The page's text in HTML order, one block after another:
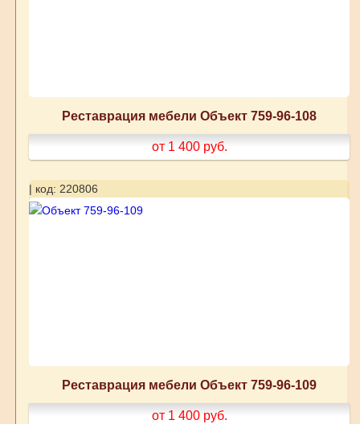
Реставрация мебели Объект 759-96-108
от 1 400 руб.
| код: 220806
Реставрация мебели Объект 759-96-109
от 1 400 руб.